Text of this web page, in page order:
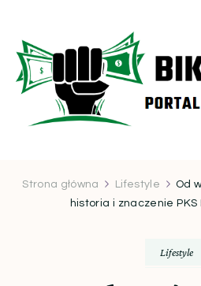
Strona główna Lifestyle
Od
historia i znaczenie PKS
Lifestyle